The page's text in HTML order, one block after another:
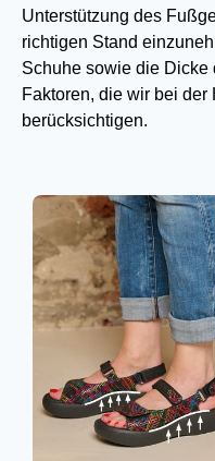
Unterstützung des
richtigen Stand
Schuhe sowie die
Faktoren, die wir bei
berücksichtigen.